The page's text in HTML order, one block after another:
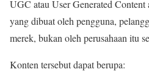
UGC atau User Generated Content
yang dibuat oleh pengguna,
merek, bukan oleh perusahaan itu
Konten tersebut dapat berupa: